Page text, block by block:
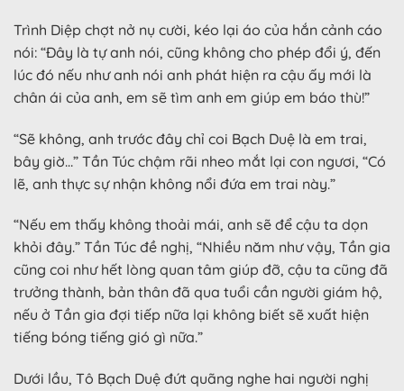
Trình Diệp chợt nở nụ cười, kéo lại áo của hắn cảnh cáo
nói: “Đây là tự anh nói, cũng không cho phép đổi ý, đến
lúc đó nếu như anh nói anh phát hiện ra cậu ấy mới là
chân ái của anh, em sẽ tìm anh em giúp em báo thù!”
“Sẽ không, anh trước đây chỉ coi Bạch Duệ là em trai,
bây giờ…” Tần Túc chậm rãi nheo mắt lại con ngươi, “Có
lẽ, anh thực sự nhận không nổi đứa em trai này.”
“Nếu em thấy không thoải mái, anh sẽ để cậu ta dọn
khỏi đây.” Tần Túc đề nghị, “Nhiều năm như vậy, Tần gia
cũng coi như hết lòng quan tâm giúp đỡ, cậu ta cũng đã
trưởng thành, bản thân đã qua tuổi cần người giám hộ,
nếu ở Tần gia đợi tiếp nữa lại không biết sẽ xuất hiện
tiếng bóng tiếng gió gì nữa.”
Dưới lầu, Tô Bạch Duệ đứt quãng nghe hai người nghị